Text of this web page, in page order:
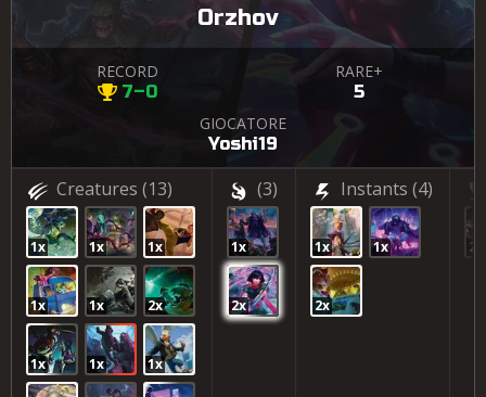
Orzhov
RECORD
7–0
RARE+
5
GIOCATORE
Yoshi19
Creatures (13)
1x 1x 1x
1x 1x 2x
1x 1x 1x
(3)
1x
2x
Instants (4)
1x 1x
2x
2x